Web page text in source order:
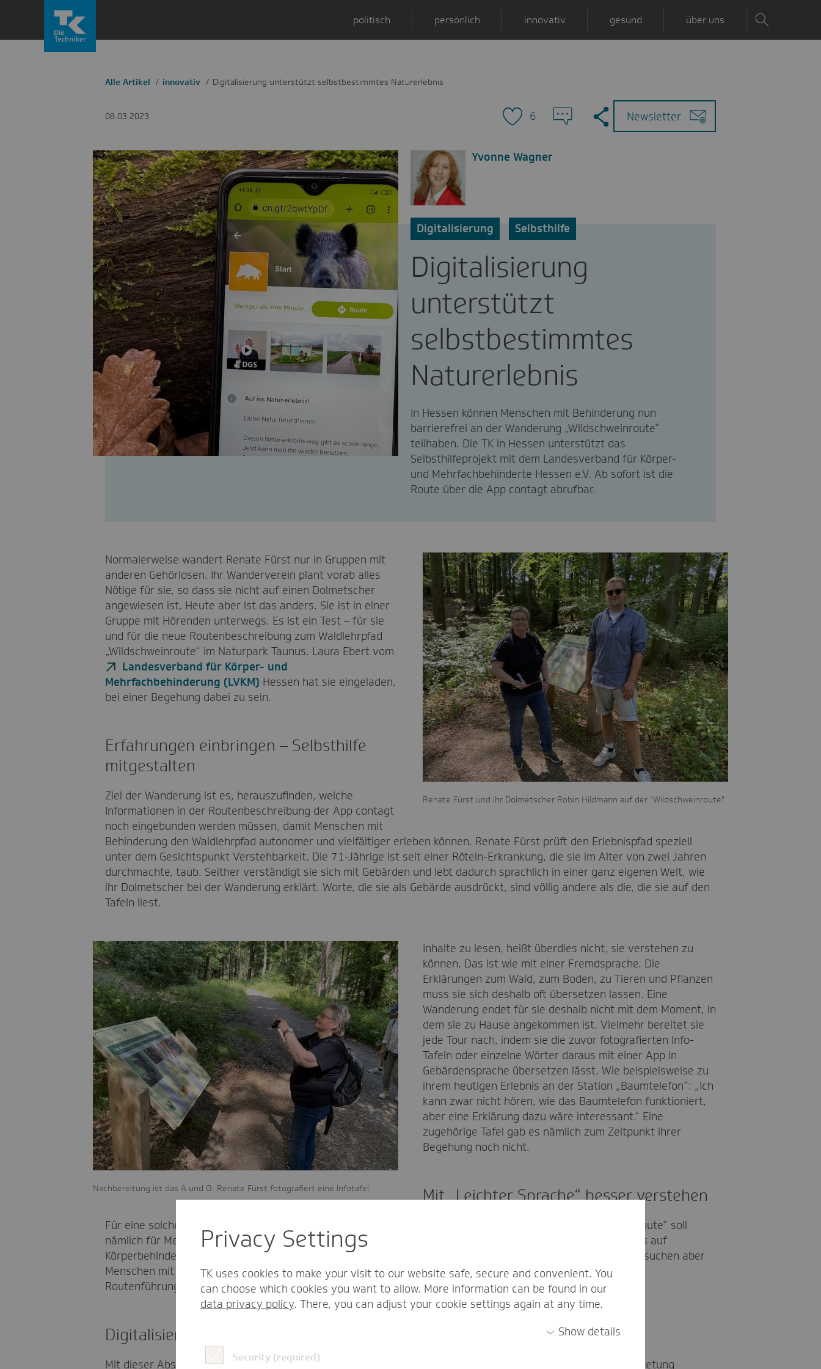
politisch persönlich innovativ gesund über uns
Alle Artikel innovativ Digitalisierung unterstützt selbstbestimmtes Naturerlebnis
08.03.2023 6
Zu
den
Kommentaren
MailNewsletter
Yvonne Wagner
Digitalisierung Selbsthilfe
Digitalisierung
unterstützt
selbstbestimmtes
Naturerlebnis
In Hessen können Menschen mit Behinderung nun
barrierefrei an der Wanderung „Wildschweinroute“
teilhaben. Die TK in Hessen unterstützt das
Selbsthilfeprojekt mit dem Landesverband für Körper-
und Mehrfachbehinderte Hessen e.V. Ab sofort ist die
Route über die App contagt abrufbar.
Renate Fürst und ihr Dolmetscher Robin Hildmann auf der "Wildschweinroute".
Normalerweise wandert Renate Fürst nur in Gruppen mit
anderen Gehörlosen. Ihr Wanderverein plant vorab alles
Nötige für sie, so dass sie nicht auf einen Dolmetscher
angewiesen ist. Heute aber ist das anders. Sie ist in einer
Gruppe mit Hörenden unterwegs. Es ist ein Test – für sie
und für die neue Routenbeschreibung zum Waldlehrpfad
„Wildschweinroute“ im Naturpark Taunus. Laura Ebert vom
Landesverband für Körper- und
Mehrfachbehinderung (LVKM) Hessen hat sie eingeladen,
bei einer Begehung dabei zu sein.
Erfahrungen einbringen – Selbsthilfe
mitgestalten
Ziel der Wanderung ist es, herauszufinden, welche
Informationen in der Routenbeschreibung der App contagt
noch eingebunden werden müssen, damit Menschen mit
Behinderung den Waldlehrpfad autonomer und vielfältiger erleben können. Renate Fürst prüft den Erlebnispfad speziell
unter dem Gesichtspunkt Verstehbarkeit. Die 71-Jährige ist seit einer Röteln-Erkrankung, die sie im Alter von zwei Jahren
durchmachte, taub. Seither verständigt sie sich mit Gebärden und lebt dadurch sprachlich in einer ganz eigenen Welt, wie
ihr Dolmetscher bei der Wanderung erklärt. Worte, die sie als Gebärde ausdrückt, sind völlig andere als die, die sie auf den
Tafeln liest.
Nachbereitung ist das A und O: Renate Fürst fotografiert eine Infotafel.
Inhalte zu lesen, heißt überdies nicht, sie verstehen zu
können. Das ist wie mit einer Fremdsprache. Die
Erklärungen zum Wald, zum Boden, zu Tieren und Pflanzen
muss sie sich deshalb oft übersetzen lassen. Eine
Wanderung endet für sie deshalb nicht mit dem Moment, in
dem sie zu Hause angekommen ist. Vielmehr bereitet sie
jede Tour nach, indem sie die zuvor fotografierten Info-
Tafeln oder einzelne Wörter daraus mit einer App in
Gebärdensprache übersetzen lässt. Wie beispielsweise zu
ihrem heutigen Erlebnis an der Station „Baumtelefon“: „Ich
kann zwar nicht hören, wie das Baumtelefon funktioniert,
aber eine Erklärung dazu wäre interessant.“ Eine
zugehörige Tafel gab es nämlich zum Zeitpunkt ihrer
Begehung noch nicht.
Mit „Leichter Sprache“ besser verstehen
Für eine solche Tafel ist es wiederum wichtig, dass sie in „Leichter Sprache“ verfasst wird. Die „Wildschweinroute“ soll
nämlich für Menschen mit unterschiedlichsten Behinderungen zugänglich und erlebbar sein. „Oft ist der Fokus auf
Körperbehinderung gerichtet und da wiederum speziell auf Menschen im Rollstuhl“, sagt Laura Ebert, „wir versuchen aber
Menschen mit verschiedenen körperlichen und/oder geistigen Behinderungen mit ihren Bedürfnissen bei der
Routenführung einzubeziehen.“
Digitalisierung als Türöffner
Mit dieser Absicht trifft das Projekt den Kern von Selbsthilfe, wie Dr. Barbara Voß, Leiterin der TK-Landesvertretung
Privacy Settings
TK uses cookies to make your visit to our website safe, secure and convenient. You
can choose which cookies you want to allow. More information can be found in our
data privacy policy. There, you can adjust your cookie settings again at any time.
Show details
Security (required)